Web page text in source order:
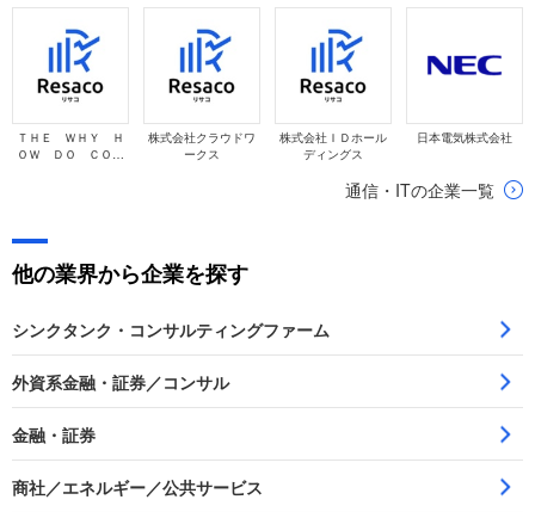
ＴＨＥ ＷＨＹ Ｈ
ＯＷ ＤＯ ＣＯＭ
株式会社クラウドワ
ークス
株式会社ＩＤホール
ディングス
日本電気株式会社
通信・ITの企業一覧
他の業界から企業を探す
シンクタンク・コンサルティングファーム
外資系金融・証券／コンサル
金融・証券
商社／エネルギー／公共サービス